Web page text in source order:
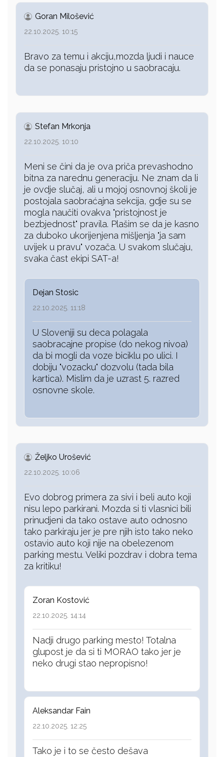
Goran Milošević
22.10.2025. 10:15
Bravo za temu i akciju,mozda ljudi i nauce
da se ponasaju pristojno u saobracaju.
Stefan Mrkonja
22.10.2025. 10:10
Meni se čini da je ova priča prevashodno
bitna za narednu generaciju. Ne znam da li
je ovdje slučaj, ali u mojoj osnovnoj školi je
postojala saobraćajna sekcija, gdje su se
mogla naučiti ovakva "pristojnost je
bezbjednost" pravila. Plašim se da je kasno
za duboko ukorijenjena mišljenja "ja sam
uvijek u pravu" vozača. U svakom slučaju,
svaka čast ekipi SAT-a!
Dejan Stosic
22.10.2025. 11:18
U Sloveniji su deca polagala
saobracajne propise (do nekog nivoa)
da bi mogli da voze biciklu po ulici. I
dobiju "vozacku" dozvolu (tada bila
kartica). Mislim da je uzrast 5. razred
osnovne skole.
Željko Urošević
22.10.2025. 10:06
Evo dobrog primera za sivi i beli auto koji
nisu lepo parkirani. Mozda si ti vlasnici bili
prinudjeni da tako ostave auto odnosno
tako parkiraju jer je pre njih isto tako neko
ostavio auto koji nije na obelezenom
parking mestu. Veliki pozdrav i dobra tema
za kritiku!
Zoran Kostović
22.10.2025. 14:14
Nadji drugo parking mesto! Totalna
glupost je da si ti MORAO tako jer je
neko drugi stao nepropisno!
Aleksandar Fain
22.10.2025. 12:25
Tako je i to se često dešava